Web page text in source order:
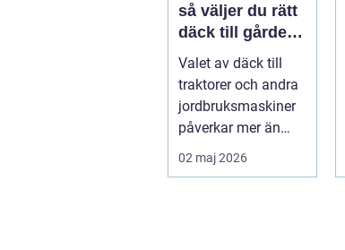
så väljer du rätt
däck till gårdens
maskiner
Valet av däck till
traktorer och andra
jordbruksmaskiner
påverkar mer än
många tror. Rätt
däck ger b...
02 maj 2026